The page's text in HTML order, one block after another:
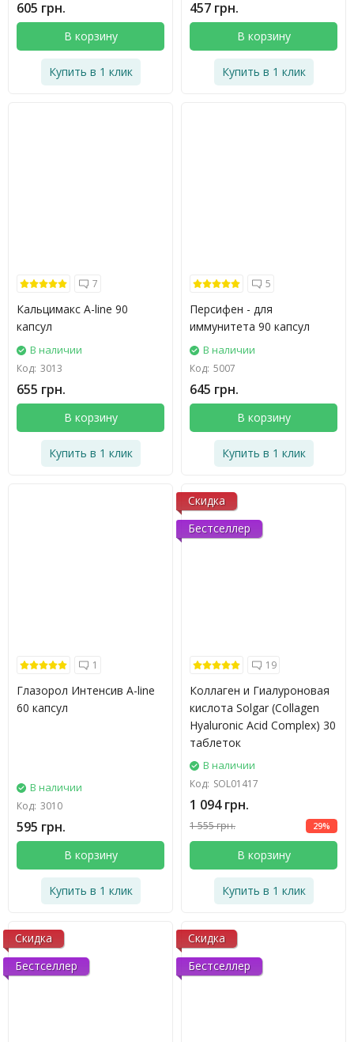
605 грн.
В корзину
Купить в 1 клик
457 грн.
В корзину
Купить в 1 клик
7
Кальцимакс A-line 90
капсул
В наличии
Код: 3013
655 грн.
В корзину
Купить в 1 клик
5
Персифен - для
иммунитета 90 капсул
В наличии
Код: 5007
645 грн.
В корзину
Купить в 1 клик
1
Глазорол Интенсив A-line
60 капсул
В наличии
Код: 3010
595 грн.
В корзину
Купить в 1 клик
Скидка
Бестселлер
19
Коллаген и Гиалуроновая
кислота Solgar (Collagen
Hyaluronic Acid Complex) 30
таблеток
В наличии
Код: SOL01417
1 094 грн.
1 555 грн. 29%
В корзину
Купить в 1 клик
Скидка
Бестселлер
Скидка
Бестселлер